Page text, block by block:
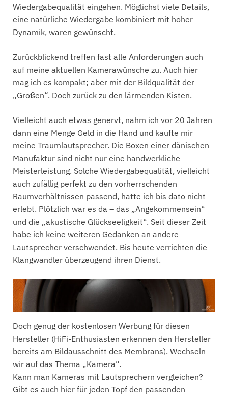
Wiedergabequalität eingehen. Möglichst viele Details,
eine natürliche Wiedergabe kombiniert mit hoher
Dynamik, waren gewünscht.
Zurückblickend treffen fast alle Anforderungen auch
auf meine aktuellen Kamerawünsche zu. Auch hier
mag ich es kompakt; aber mit der Bildqualität der
„Großen“. Doch zurück zu den lärmenden Kisten.
Vielleicht auch etwas genervt, nahm ich vor 20 Jahren
dann eine Menge Geld in die Hand und kaufte mir
meine Traumlautsprecher. Die Boxen einer dänischen
Manufaktur sind nicht nur eine handwerkliche
Meisterleistung. Solche Wiedergabequalität, vielleicht
auch zufällig perfekt zu den vorherrschenden
Raumverhältnissen passend, hatte ich bis dato nicht
erlebt. Plötzlich war es da – das „Angekommensein“
und die „akustische Glückseeligkeit“. Seit dieser Zeit
habe ich keine weiteren Gedanken an andere
Lautsprecher verschwendet. Bis heute verrichten die
Klangwandler überzeugend ihren Dienst.
Doch genug der kostenlosen Werbung für diesen
Hersteller (HiFi-Enthusiasten erkennen den Hersteller
bereits am Bildausschnitt des Membrans). Wechseln
wir auf das Thema „Kamera“.
Kann man Kameras mit Lautsprechern vergleichen?
Gibt es auch hier für jeden Topf den passenden